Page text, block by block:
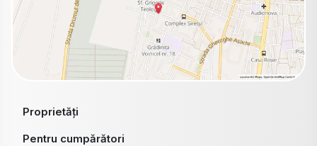
Proprietăți
Pentru cumpărători